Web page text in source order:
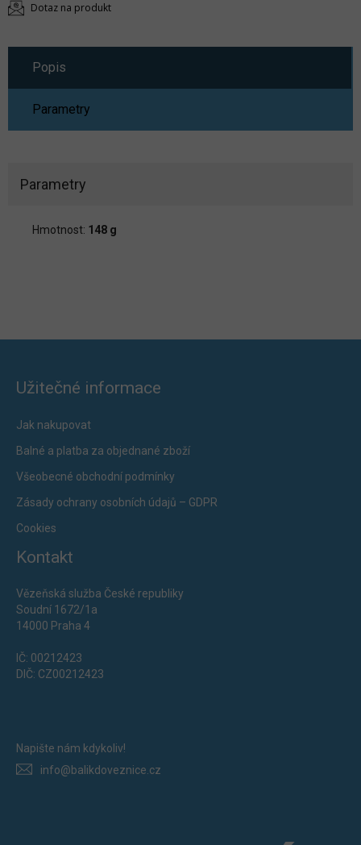
Dotaz na produkt
Popis
Parametry
Parametry
Hmotnost: 148 g
Užitečné informace
Jak nakupovat
Balné a platba za objednané zboží
Všeobecné obchodní podmínky
Zásady ochrany osobních údajů – GDPR
Cookies
Kontakt
Vězeňská služba České republiky
Soudní 1672/1a
14000 Praha 4
IČ: 00212423
DIČ: CZ00212423
Napište nám kdykoliv!
info@balikdoveznice.cz